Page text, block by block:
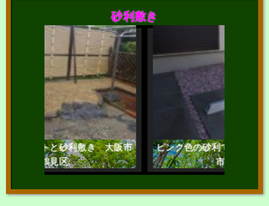
砂利敷き
敷き 大阪市
ピンク色の砂利で美しく整える 大阪
市都島区